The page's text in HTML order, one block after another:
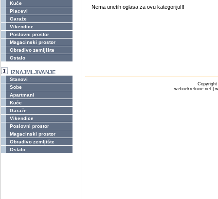
Kuće
Placevi
Garaže
Vikendice
Poslovni prostor
Magacinski prostor
Obradivo zemljište
Ostalo
IZNAJMLJIVANJE
Stanovi
Sobe
Apartmani
Kuće
Garaže
Vikendice
Poslovni prostor
Magacinski prostor
Obradivo zemljište
Ostalo
Nema unetih oglasa za ovu kategoriju!!!
webnekretnine.net |